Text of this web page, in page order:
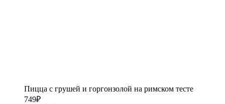
Пицца с грушей и горгонзолой на римском тесте
749₽